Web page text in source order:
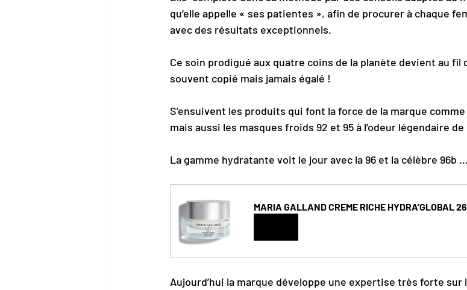
qu’elle appelle « ses patientes », afin de procurer à chaque
avec des résultats exceptionnels.
Ce soin prodigué aux quatre coins de la planète devient au fil
souvent copié mais jamais égalé !
S’ensuivent les produits qui font la force de la marque comme
mais aussi les masques froids 92 et 95 à l’odeur légendaire
La gamme hydratante voit le jour avec la 96 et la célèbre 96b …
MARIA GALLAND CREME RICHE HYDRA’GLOBAL
Aujourd’hui la marque développe une expertise très forte sur